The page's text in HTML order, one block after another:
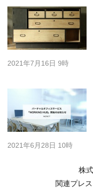
2021年7月16日 9時
2021年6月28日 10時
株
関連プレ